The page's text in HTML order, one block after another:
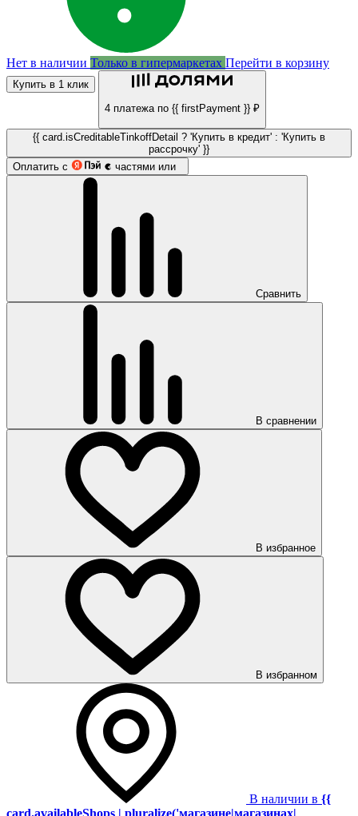
Нет в наличии Только в гипермаркетах Перейти в корзину
Купить в 1 клик
4 платежа по {{ firstPayment }} ₽
{{ card.isCreditableTinkoffDetail ? 'Купить в кредит' : 'Купить в
рассрочку' }}
Оплатить с
частями или
Сравнить
В сравнении
В избранное
В избранном
В наличии в {{
card.availableShops | pluralize('магазине|магазинах|